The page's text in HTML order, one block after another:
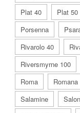
Plat 40
Plat 50
Porsenna
Rivarolo 40
Riversmyrne 100
Roma
Romana
Salamine